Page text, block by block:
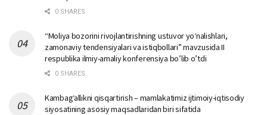
0 SHARES
“Moliya bozorini rivojlantirishning ustuvor yo‘nalishlari,
zamonaviy tendensiyalari va istiqbollari” mavzusida II
respublika ilmiy-amaliy konferensiya bo’lib o’tdi
0 SHARES
Kambag‘allikni qisqartirish – mamlakatimiz ijtimoiy-iqtisodiy
siyosatining asosiy maqsadlaridan biri sifatida